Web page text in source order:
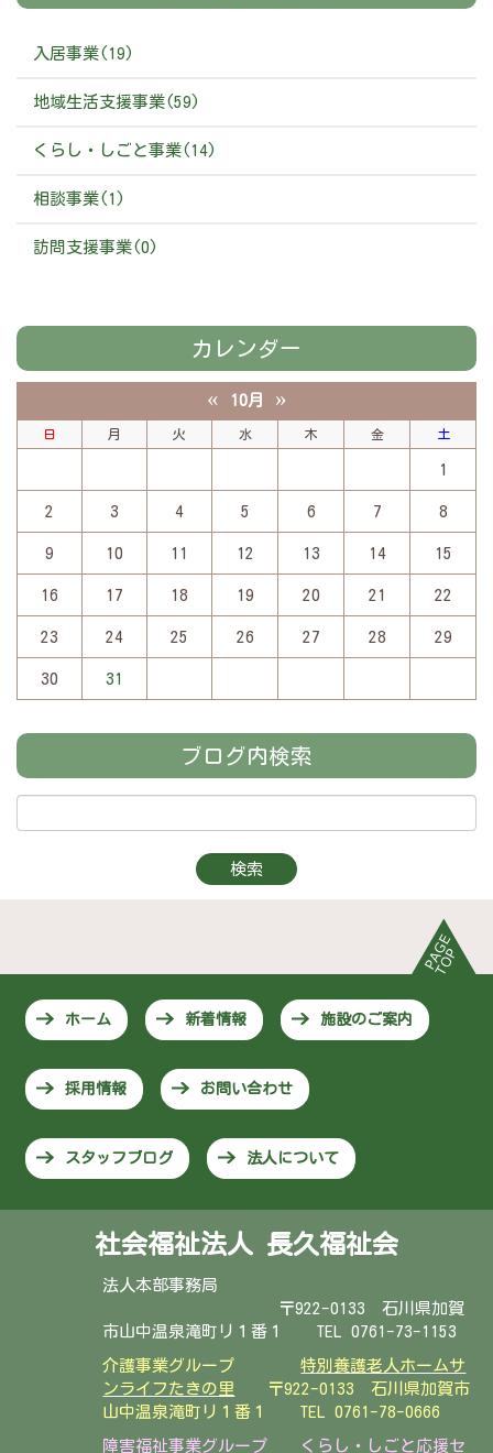
入居事業(19)
地域生活支援事業(59)
くらし・しごと事業(14)
相談事業(1)
訪問支援事業(0)
カレンダー
« 10月 »
日 月 火 水 木 金 土
1
2 3 4 5 6 7 8
9 10 11 12 13 14 15
16 17 18 19 20 21 22
23 24 25 26 27 28 29
30 31
ブログ内検索
ホーム 新着情報 施設のご案内
採用情報 お問い合わせ
スタッフブログ 法人について
社会福祉法人 長久福祉会
法人本部事務局
〒922-0133 石川県加賀
市山中温泉滝町リ１番１ TEL 0761-73-1153
介護事業グループ特別養護老人ホームサ
ンライフたきの里
〒922-0133 石川県加賀市
山中温泉滝町リ１番１
TEL 0761-78-0666
障害福祉事業グループ くらし・しごと応援セ